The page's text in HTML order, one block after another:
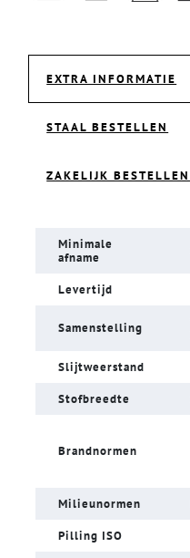
EXTRA INFORMATIE
STAAL BESTELLEN
ZAKELIJK BESTELLEN
Minimale
afname
Levertijd
Samenstelling
Slijtweerstand
Stofbreedte
Brandnormen
Milieunormen
Pilling ISO